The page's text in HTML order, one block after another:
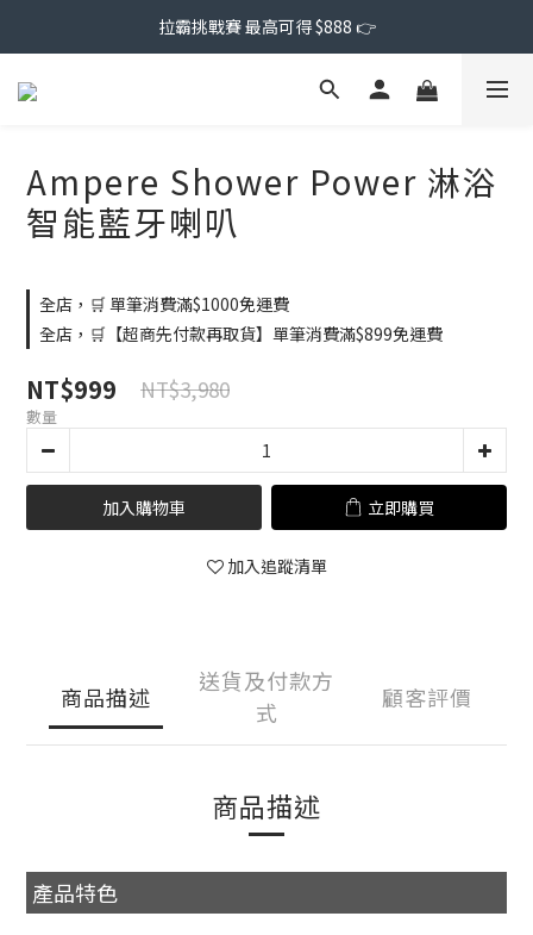
拉霸挑戰賽 最高可得 $888 👉
Ampere Shower Power 淋浴
智能藍牙喇叭
全店，🛒 單筆消費滿$1000免運費
全店，🛒【超商先付款再取貨】單筆消費滿$899免運費
NT$999 NT$3,980
數量
加入購物車 立即購買
加入追蹤清單
商品描述
送貨及付款方
式
顧客評價
商品描述
產品特色